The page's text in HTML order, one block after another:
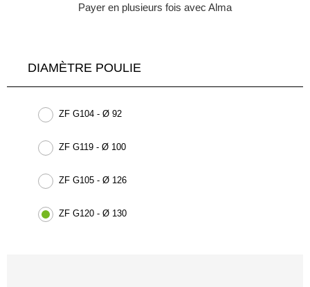
Payer en plusieurs fois avec Alma
DIAMÈTRE POULIE
ZF G104 - Ø 92
ZF G119 - Ø 100
ZF G105 - Ø 126
ZF G120 - Ø 130